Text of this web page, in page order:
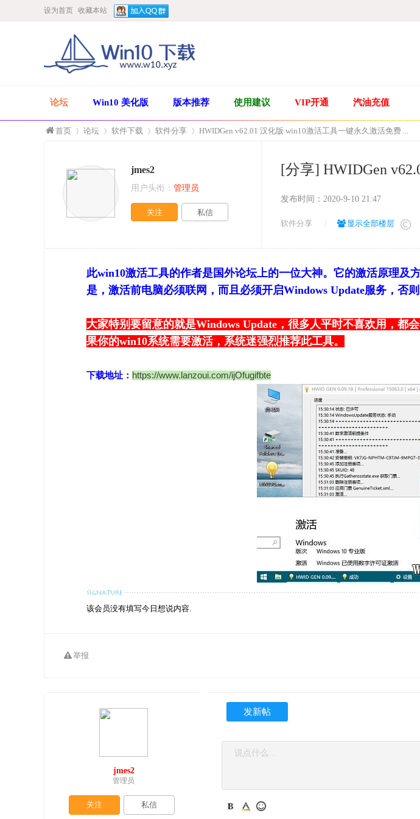
设为首页 收藏本站
论坛 Win10 美化版 版本推荐 使用建议 VIP开通 汽油充值
首页
»
论坛 软件下载
›
软件分享
›
HWIDGen v62.01 汉化版 win10激活工具一键永久激活免费 ...
[分享] HWIDGen
发布时间： 2020-9-10 21:47
软件分享 / 显示全部楼层
jmes2
用户头衔： 管理员
关注 私信
此win10激活工具的作者是国外论坛上的一位大神。它的激活原理及
是，激活前电脑必须联网，而且必须开启Windows Update服务，否则
大家特别要留意的就是Windows Update，很多人平时不喜欢用，都
果你的win10系统需要激活，系统迷强烈推荐此工具。
下载地址： https://www.lanzoui.com/ijOfugifbte
该会员没有填写今日想说内容.
举报
发新帖
jmes2
管理员
关注 私信